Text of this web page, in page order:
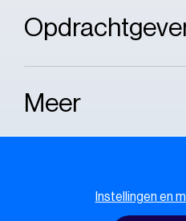
Instellingen en
Meer